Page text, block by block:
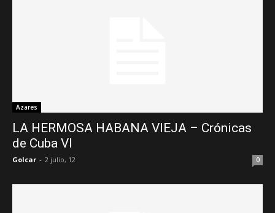
Azares
LA HERMOSA HABANA VIEJA – Crónicas
de Cuba VI
Golcar - 2 julio, 12 0